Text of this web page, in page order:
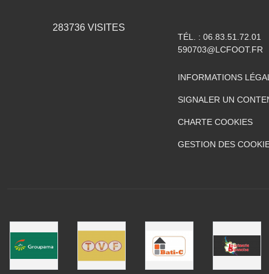
283736 VISITES
TÉL. : 06.83.51.72.01
590703@LCFOOT.FR
INFORMATIONS
SIGNALER UN
CHARTE COOKIES
GESTION DES